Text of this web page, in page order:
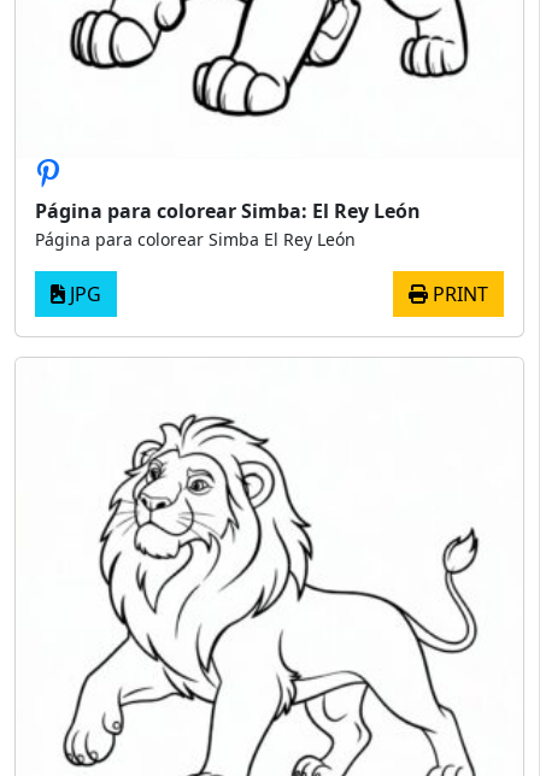
Página para colorear Simba: El Rey León
Página para colorear Simba El Rey León
JPG PRINT